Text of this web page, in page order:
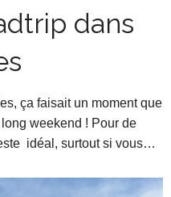
dans
ça faisait un moment que
weekend ! Pour de
idéal, surtout si vous…